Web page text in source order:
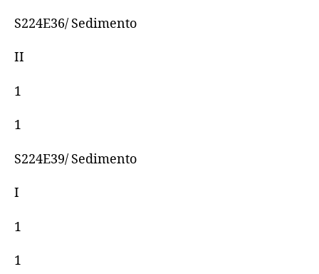
S224E36/ Sedimento
II
1
1
S224E39/ Sedimento
I
1
1